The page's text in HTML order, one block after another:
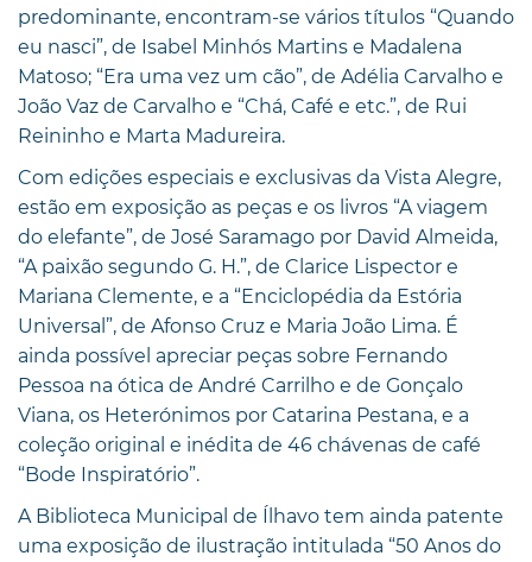
predominante, encontram-se vários títulos “Quando
eu nasci”, de Isabel Minhós Martins e Madalena
Matoso; “Era uma vez um cão”, de Adélia Carvalho e
João Vaz de Carvalho e “Chá, Café e etc.”, de Rui
Reininho e Marta Madureira.
Com edições especiais e exclusivas da Vista Alegre,
estão em exposição as peças e os livros “A viagem
do elefante”, de José Saramago por David Almeida,
“A paixão segundo G. H.”, de Clarice Lispector e
Mariana Clemente, e a “Enciclopédia da Estória
Universal”, de Afonso Cruz e Maria João Lima. É
ainda possível apreciar peças sobre Fernando
Pessoa na ótica de André Carrilho e de Gonçalo
Viana, os Heterónimos por Catarina Pestana, e a
coleção original e inédita de 46 chávenas de café
“Bode Inspiratório”.
A Biblioteca Municipal de Ílhavo tem ainda patente
uma exposição de ilustração intitulada “50 Anos do